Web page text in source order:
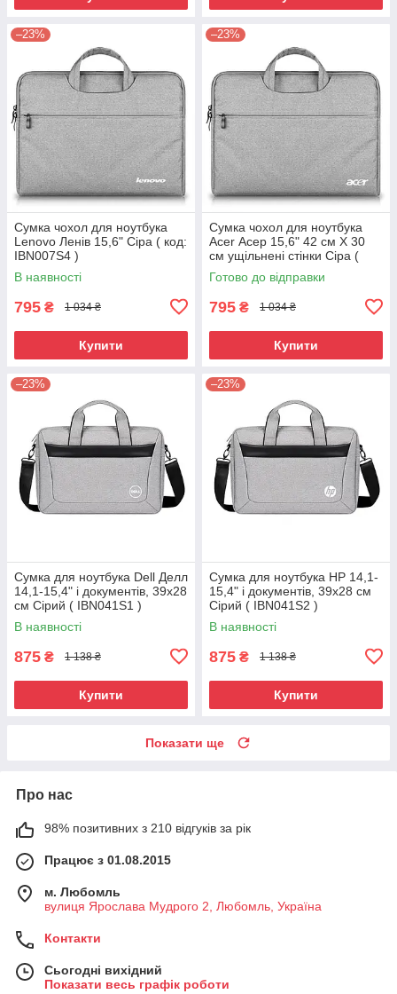
–23%
Сумка чохол для ноутбука
Lenovo Ленів 15,6" Сіра ( код:
IBN007S4 )
В наявності
795 ₴ 1 034 ₴
Купити
–23%
Сумка чохол для ноутбука
Acer Асер 15,6" 42 см X 30
см ущільнені стінки Сіра (
код: IBN007S5 )
Готово до відправки
795 ₴ 1 034 ₴
Купити
–23%
Сумка для ноутбука Dell Делл
14,1-15,4" і документів, 39х28
см Сірий ( IBN041S1 )
В наявності
875 ₴ 1 138 ₴
Купити
–23%
Сумка для ноутбука HP 14,1-
15,4" і документів, 39х28 см
Сірий ( IBN041S2 )
В наявності
875 ₴ 1 138 ₴
Купити
Показати ще
Про нас
98% позитивних з 210 відгуків за рік
Працює з 01.08.2015
м. Любомль
вулиця Ярослава Мудрого 2, Любомль, Україна
Контакти
Сьогодні вихідний
Показати весь графік роботи